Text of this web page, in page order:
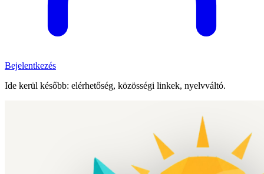
Bejelentkezés
Ide kerül később: elérhetőség, közösségi linkek, nyelvváltó.